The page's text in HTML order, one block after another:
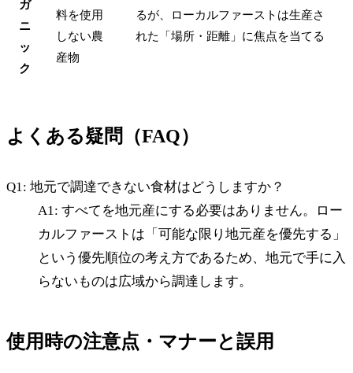
ガ
ニ
ッ
ク
料を使用
しない農
産物
るが、ローカルファーストは生産さ
れた「場所・距離」に焦点を当てる
よくある疑問（FAQ）
Q1: 地元で調達できない食材はどうしますか？
A1: すべてを地元産にする必要はありません。ロー
カルファーストは「可能な限り地元産を優先する」
という優先順位の考え方であるため、地元で手に入
らないものは広域から調達します。
使用時の注意点・マナーと誤用